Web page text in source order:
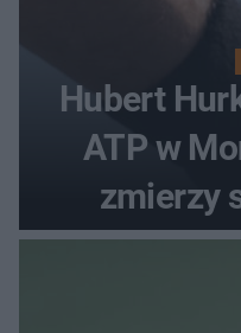
Hubert
ATP w
zmierzy